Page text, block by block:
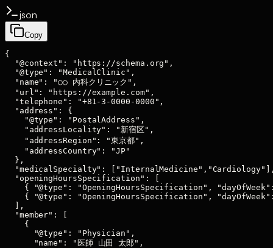
json
Copy
{
  "@context": "https://schema.org",
  "@type": "MedicalClinic",
  "name": "○○ 内科クリニック",
  "url": "https://example.com",
  "telephone": "+81-3-0000-0000",
  "address": {
    "@type": "PostalAddress",
    "addressLocality": "新宿区",
    "addressRegion": "東京都",
    "addressCountry": "JP"
  },
"medicalSpecialty":
  "openingHoursSpecification": [
{ "@type": "OpeningHoursSpecification",
{ "@type": "OpeningHoursSpecification",
  ],
  "member": [
    {
      "@type": "Physician",
      "name": "医師 山田 太郎",